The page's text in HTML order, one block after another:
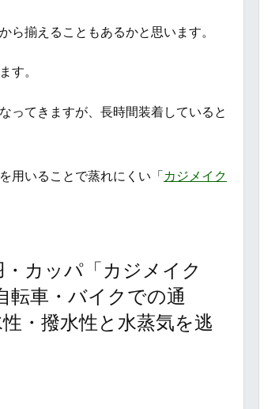
揃えることもあるかと思います。
す。
ってきますが、長時間装着していると
用いることで蒸れにくい「カジメイク
カッパ「カジメイク
転車・バイクでの通
・撥水性と水蒸気を逃